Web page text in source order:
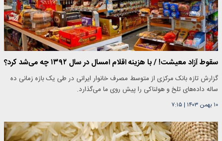
سقوط آزاد معیشت! / با هزینه اقلام امسال در سال ۱۳۹۲ چه می‌شد کرد؟
گزارش تازه بانک مرکزی از متوسط مصرف خانوار ایرانی در طی یک بازه زمانی ده
ساله داده‌های تلخ و هولناکی را پیش روی ما می‌گذارد.
۱۰ بهمن ۱۴۰۳ | ۷:۱۵